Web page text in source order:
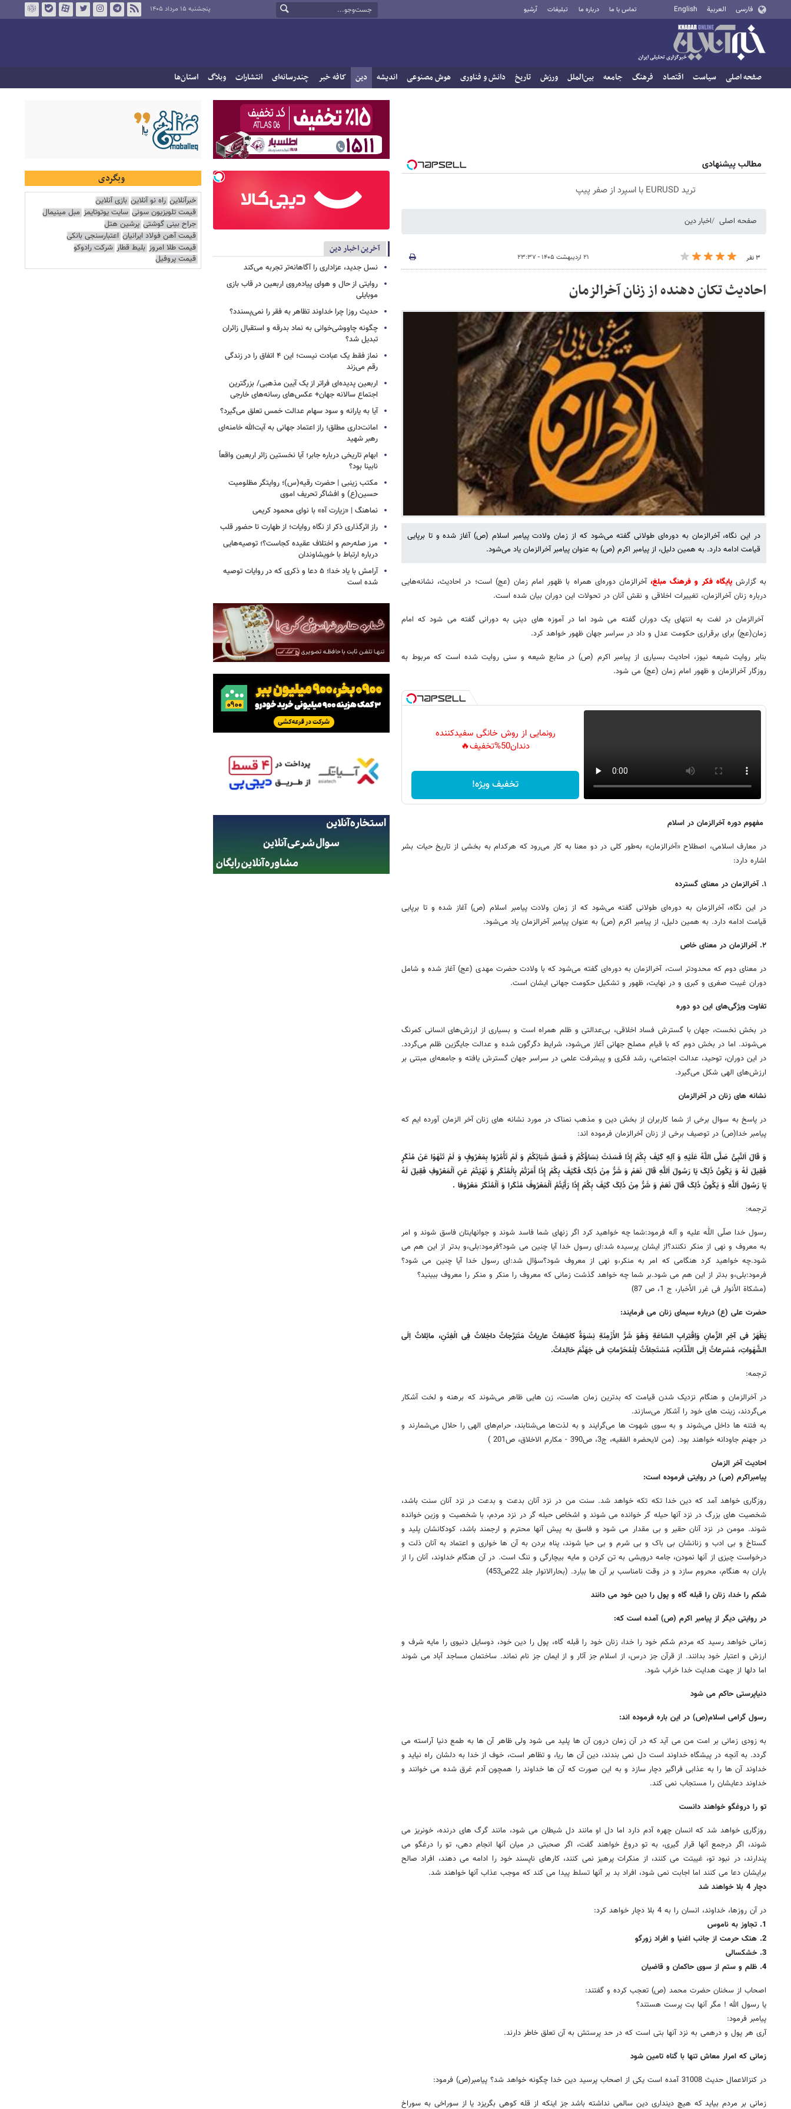
فارسی العربية English تماس با ما درباره ما تبلیغات آرشیو پنجشنبه ۱۵ مرداد ۱۴۰۵
صفحه اصلی سیاست اقتصاد فرهنگ جامعه بین‌الملل ورزش تاریخ دانش و فناوری هوش مصنوعی اندیشه دین کافه خبر چندرسانه‌ای انتشارات وبلاگ استان‌ها
مطالب پیشنهادی
ترید EURUSD با اسپرد از صفر پیپ
صفحه اصلی اخبار دین
۳ نفر ۲۱ اردیبهشت ۱۴۰۵ - ۲۳:۳۷
احادیث تکان دهنده از زنان آخرالزمان
در این نگاه، آخرالزمان به دوره‌ای طولانی گفته می‌شود که از زمان ولادت پیامبر اسلام (ص) آغاز شده و تا برپایی
قیامت ادامه دارد. به همین دلیل، از پیامبر اکرم (ص) به عنوان پیامبر آخرالزمان یاد می‌شود.
به گزارشپایگاه فکر و فرهنگ مبلغ، آخرالزمان دوره‌ای همراه با ظهور امام زمان (عج) است؛ در احادیث، نشانه‌هایی
درباره زنان آخرالزمان، تغییرات اخلاقی و نقش آنان در تحولات این دوران بیان شده است.
آخرالزمان در لغت به انتهای یک دوران گفته می شود اما در آموزه های دینی به دورانی گفته می شود که امام
زمان(عج) برای برقراری حکومت عدل و داد در سراسر جهان ظهور خواهد کرد.
بنابر روایت شیعه نیوز، احادیث بسیاری از پیامبر اکرم (ص) در منابع شیعه و سنی روایت شده است که مربوط به
روزگار آخرالزمان و ظهور امام زمان (عج) می شود.
رونمایی از روش خانگی سفیدکننده
دندان50%تخفیف🔥
تخفیف ویژه!
مفهوم دوره آخرالزمان در اسلام
در معارف اسلامی، اصطلاح «آخرالزمان» به‌طور کلی در دو معنا به کار می‌رود که هرکدام به بخشی از تاریخ حیات بشر
اشاره دارد:
۱. آخرالزمان در معنای گسترده
در این نگاه، آخرالزمان به دوره‌ای طولانی گفته می‌شود که از زمان ولادت پیامبر اسلام (ص) آغاز شده و تا برپایی
قیامت ادامه دارد. به همین دلیل، از پیامبر اکرم (ص) به عنوان پیامبر آخرالزمان یاد می‌شود.
۲. آخرالزمان در معنای خاص
در معنای دوم که محدودتر است، آخرالزمان به دوره‌ای گفته می‌شود که با ولادت حضرت مهدی (عج) آغاز شده و شامل
دوران غیبت صغری و کبری و در نهایت، ظهور و تشکیل حکومت جهانی ایشان است.
تفاوت ویژگی‌های این دو دوره
در بخش نخست، جهان با گسترش فساد اخلاقی، بی‌عدالتی و ظلم همراه است و بسیاری از ارزش‌های انسانی کمرنگ
می‌شوند. اما در بخش دوم که با قیام مصلح جهانی آغاز می‌شود، شرایط دگرگون شده و عدالت جایگزین ظلم می‌گردد.
در این دوران، توحید، عدالت اجتماعی، رشد فکری و پیشرفت علمی در سراسر جهان گسترش یافته و جامعه‌ای مبتنی بر
ارزش‌های الهی شکل می‌گیرد.
نشانه های زنان در آخرالزمان
در پاسخ به سوال برخی از شما کاربران از بخش دین و مذهب نمناک در مورد نشانه های زنان آخر الزمان آورده ایم که
پیامبر خدا(ص) در توصیف برخی از زنان آخرالزمان فرموده اند:
وَ قَالَ اَلنَّبِیُّ صَلَّی اللَّهُ عَلَیْهِ وَ آلِهِ کَیْفَ بِکُمْ إِذَا فَسَدَتْ نِسَاؤُکُمْ وَ فَسَقَ شَبَابُکُمْ وَ لَمْ تَأْمُرُوا بِمَعْرُوفٍ وَ لَمْ تَنْهَوْا عَنْ مُنْکَرٍ
فَقِیلَ لَهُ وَ یَکُونُ ذَلِکَ یَا رَسُولَ اَللَّهِ قَالَ نَعَمْ وَ شَرٌّ مِنْ ذَلِکَ فَکَیْفَ بِکُمْ إِذَا أَمَرْتُمْ بِالْمُنْکَرِ وَ نَهَیْتُمْ عَنِ اَلْمَعْرُوفِ فَقِیلَ لَهُ
یَا رَسُولَ اَللَّهِ وَ یَکُونُ ذَلِکَ قَالَ نَعَمْ وَ شَرٌّ مِنْ ذَلِکَ کَیْفَ بِکُمْ إِذَا رَأَیْتُمُ اَلْمَعْرُوفَ مُنْکَرا وَ اَلْمُنْکَرَ مَعْرُوفا .
ترجمه:
رسول خدا صلّی اللّٰه علیه و آله فرمود:شما چه خواهید کرد اگر زنهای شما فاسد شوند و جوانهایتان فاسق شوند و امر
به معروف و نهی از منکر نکنند؟از ایشان پرسیده شد:ای رسول خدا آیا چنین می شود؟فرمود:بلی،و بدتر از این هم می
شود.چه خواهید کرد هنگامی که امر به منکر،و نهی از معروف شود؟سؤال شد:ای رسول خدا آیا چنین می شود؟
فرمود:بلی،و بدتر از این هم می شود.بر شما چه خواهد گذشت زمانی که معروف را منکر و منکر را معروف ببینید؟
(مشکاة الأنوار فی غرر الأخبار، ج 1، ص 87)
حضرت علی (ع) درباره سیمای زنان می فرمایند:
یَظْهَرُ فی آخِرِ الزَّمانِ وَاِقْتِرابِ السّاعَةِ وَهُوَ شَرُّ الاَْزْمِنَةِ نِسْوَةٌ کاشِفاتٌ عاریاتٌ مَتَبَرِّجاتٌ داخِلاتٌ فِی الْفِتَنِ، مائِلاتٌ اِلَی
الشَّهَواتِ، مُسْرِعاتٌ اِلَی اللَّذّاتِ، مُسْتَحِلاّتٌ لِلْمُحَرَّماتِ فی جَهَنَّمَ خالِداتٌ.
ترجمه:
در آخرالزمان و هنگام نزدیک شدن قیامت که بدترین زمان هاست، زن هایی ظاهر می‌شوند که برهنه و لخت آشکار
می‌گردند، زینت های خود را آشکار می‌سازند.
به فتنه ها داخل می‌شوند و به سوی شهوت ها می‌گرایند و به لذت‌ها می‌شتابند، حرام‌های الهی را حلال می‌شمارند و
در جهنم جاودانه خواهند بود. (من لایحضره الفقیه، ج3، ص390 - مکارم الاخلاق، ص201 )
احادیث آخر الزمان
پیامبراکرم (ص) در روایتی فرموده است:
روزگاری خواهد آمد که دین خدا تکه تکه خواهد شد. سنت من در نزد آنان بدعت و بدعت در نزد آنان سنت باشد،
شخصیت های بزرگ در نزد آنها حیله گر خوانده می شوند و اشخاص حیله گر در نزد مردم، با شخصیت و وزین خوانده
شوند. مومن در نزد آنان حقیر و بی مقدار می شود و فاسق به پیش آنها محترم و ارجمند باشد، کودکانشان پلید و
گستاخ و بی ادب و زنانشان بی باک و بی شرم و بی حیا شوند، پناه بردن به آن ها خواری و اعتماد به آنان ذلت و
درخواست چیزی از آنها نمودن، جامه درویشی به تن کردن و مایه بیچارگی و ننگ است. در آن هنگام خداوند، آنان را از
باران به هنگام، محروم سازد و در وقت نامناسب بر آن ها ببارد. (بحارالانوار جلد 22ص453)
شکم را خدا، زنان را قبله گاه و پول را دین خود می دانند
در روایتی دیگر از پیامبر اکرم (ص) آمده است که:
زمانی خواهد رسید که مردم شکم خود را خدا، زنان خود را قبله گاه، پول را دین خود، دوسایل دنیوی را مایه شرف و
ارزش و اعتبار خود بدانند. از قرآن جز درس، از اسلام جز آثار و از ایمان جز نام نماند. ساختمان مساجد آباد می شوند
اما دلها از جهت هدایت خدا خراب شود.
دنیاپرستی حاکم می شود
رسول گرامی اسلام(ص) در این باره فرموده اند:
به زودی زمانی بر امت من می آید که در آن زمان درون آن ها پلید می شود ولی ظاهر آن ها به طمع دنیا آراسته می
گردد. به آنچه در پیشگاه خداوند است دل نمی بندند، دین آن ها ریا، و تظاهر است، خوف از خدا به دلشان راه نیاید و
خداوند آن ها را به عذابی فراگیر دچار سازد و به این صورت که آن ها خداوند را همچون آدم غرق شده می خوانند و
خداوند دعایشان را مستجاب نمی کند.
تو را دروغگو خواهند دانست
روزگاری خواهد شد که انسان چهره آدم دارد اما دل او مانند دل شیطان می شود، مانند گرگ های درنده، خونریز می
شوند، اگر درجمع آنها قرار گیری، به تو دروغ خواهند گفت، اگر صحبتی در میان آنها انجام دهی، تو را درغگو می
پندارند، در نبود تو، غیبتت می کنند، از منکرات پرهیز نمی کنند، کارهای ناپسند خود را ادامه می دهند، افراد صالح
برایشان دعا می کنند اما اجابت نمی شود، افراد بد بر آنها تسلط پیدا می کند که موجب عذاب آنها خواهند شد.
دچار 4 بلا خواهند شد
در آن روزها، خداوند، انسان را به 4 بلا دچار خواهد کرد:
1. تجاوز به ناموس
2. هتک حرمت از جانب اغنیا و افراد زورگو
3. خشکسالی
4. ظلم و ستم از سوی حاکمان و قاضیان
اصحاب از سخنان حضرت محمد (ص) تعجب کرده و گفتند:
یا رسول الله ! مگر آنها بت پرست هستند؟
پیامبر فرمود:
آری هر پول و درهمی به نزد آنها بتی است که در حد پرستش به آن تعلق خاطر دارند.
زمانی که امرار معاش تنها با گناه تامین شود
در کنزالاعمال حدیث 31008 آمده است یکی از اصحاب پرسید دین خدا چگونه خواهد شد؟ پیامبر(ص) فرمود:
زمانی بر مردم بیاید که هیچ دینداری دین سالمی نداشته باشد جز اینکه از قله کوهی بگریزد یا از سوراخی به سوراخ
آخرین اخبار دین
نسل جدید، عزاداری را آگاهانه‌تر تجربه می‌کند
روایتی از حال و هوای پیاده‌روی اربعین در قاب بازی
موبایلی
حدیث روز| چرا خداوند تظاهر به فقر را نمی‌پسندد؟
چگونه چاووشی‌خوانی به نماد بدرقه و استقبال زائران
تبدیل شد؟
نماز فقط یک عبادت نیست؛ این ۴ اتفاق را در زندگی
رقم می‌زند
اربعین پدیده‌ای فراتر از یک آیین مذهبی/ بزرگترین
اجتماع سالانه جهان+ عکس‌های رسانه‌های خارجی
آیا به یارانه و سود سهام عدالت خمس تعلق می‌گیرد؟
امانت‌داری مطلق؛ راز اعتماد جهانی به آیت‌الله خامنه‌ای
رهبر شهید
ابهام تاریخی درباره جابر؛ آیا نخستین زائر اربعین واقعاً
نابینا بود؟
مکتب زینبی | حضرت رقیه(س)؛ روایتگر مظلومیت
حسین(ع) و افشاگر تحریف اموی
نماهنگ | «زیارت آه» با نوای محمود کریمی
راز اثرگذاری ذکر از نگاه روایات؛ از طهارت تا حضور قلب
مرز صله‌رحم و اختلاف عقیده کجاست؟؛ توصیه‌هایی
درباره ارتباط با خویشاوندان
آرامش با یاد خدا؛ ۵ دعا و ذکری که در روایات توصیه
شده است
وبگردی
خبرآنلاین راه نو آنلاین بازی آنلاین
قیمت تلویزیون سونی سایت یوتوتایمز مبل مینیمال
جراح بینی گوشتی پرشین هتل
قیمت آهن فولاد ایرانیان اعتبارسنجی بانکی
قیمت طلا امروز بلیط قطار شرکت رادوکو
قیمت پروفیل